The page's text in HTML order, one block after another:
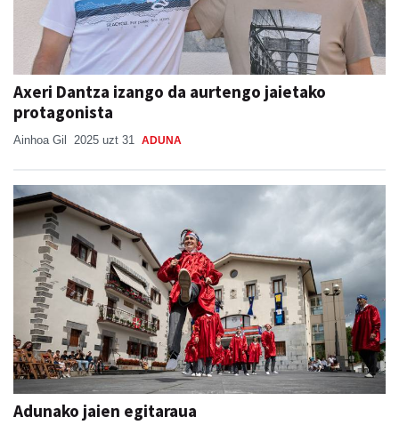
Axeri Dantza izango da aurtengo jaietako
protagonista
Ainhoa Gil 2025 uzt 31 ADUNA
Adunako jaien egitaraua